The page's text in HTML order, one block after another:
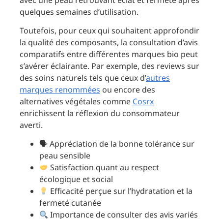
quelques semaines d’utilisation.
Toutefois, pour ceux qui souhaitent approfondir
la qualité des composants, la consultation d’avis
comparatifs entre différentes marques bio peut
s’avérer éclairante. Par exemple, des reviews sur
des soins naturels tels que ceux d’autres
marques renommées ou encore des
alternatives végétales comme Cosrx
enrichissent la réflexion du consommateur
averti.
🗣 Appréciation de la bonne tolérance sur
peau sensible
Satisfaction quant au respect
écologique et social
Efficacité perçue sur l’hydratation et la
fermeté cutanée
Importance de consulter des avis variés